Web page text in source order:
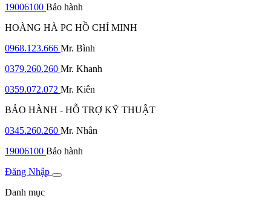
19006100 Bảo hành
HOÀNG HÀ PC HỒ CHÍ MINH
0968.123.666 Mr. Bình
0379.260.260 Mr. Khanh
0359.072.072 Mr. Kiên
BẢO HÀNH - HỖ TRỢ KỸ THUẬT
0345.260.260 Mr. Nhân
19006100 Bảo hành
Đăng Nhập
Danh mục